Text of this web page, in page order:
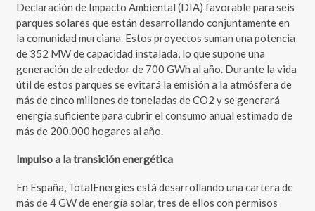
Declaración de Impacto Ambiental (DIA) favorable para seis
parques solares que están desarrollando conjuntamente en
la comunidad murciana. Estos proyectos suman una potencia
de 352 MW de capacidad instalada, lo que supone una
generación de alrededor de 700 GWh al año. Durante la vida
útil de estos parques se evitará la emisión a la atmósfera de
más de cinco millones de toneladas de CO2 y se generará
energía suficiente para cubrir el consumo anual estimado de
más de 200.000 hogares al año.
Impulso a la transición energética
En España, TotalEnergies está desarrollando una cartera de
más de 4 GW de energía solar, tres de ellos con permisos